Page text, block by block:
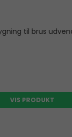
til brus
VIS PRODUKT